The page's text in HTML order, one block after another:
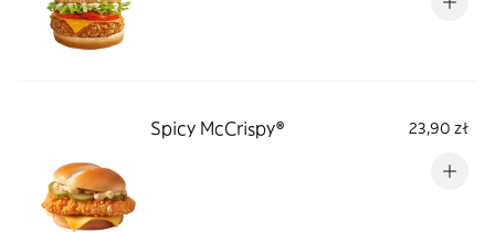
Spicy McCrispy® 23,90 zł